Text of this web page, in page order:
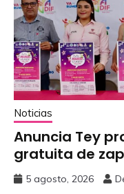
Noticias
Anuncia Tey
gratuita de
5 agosto, 2026